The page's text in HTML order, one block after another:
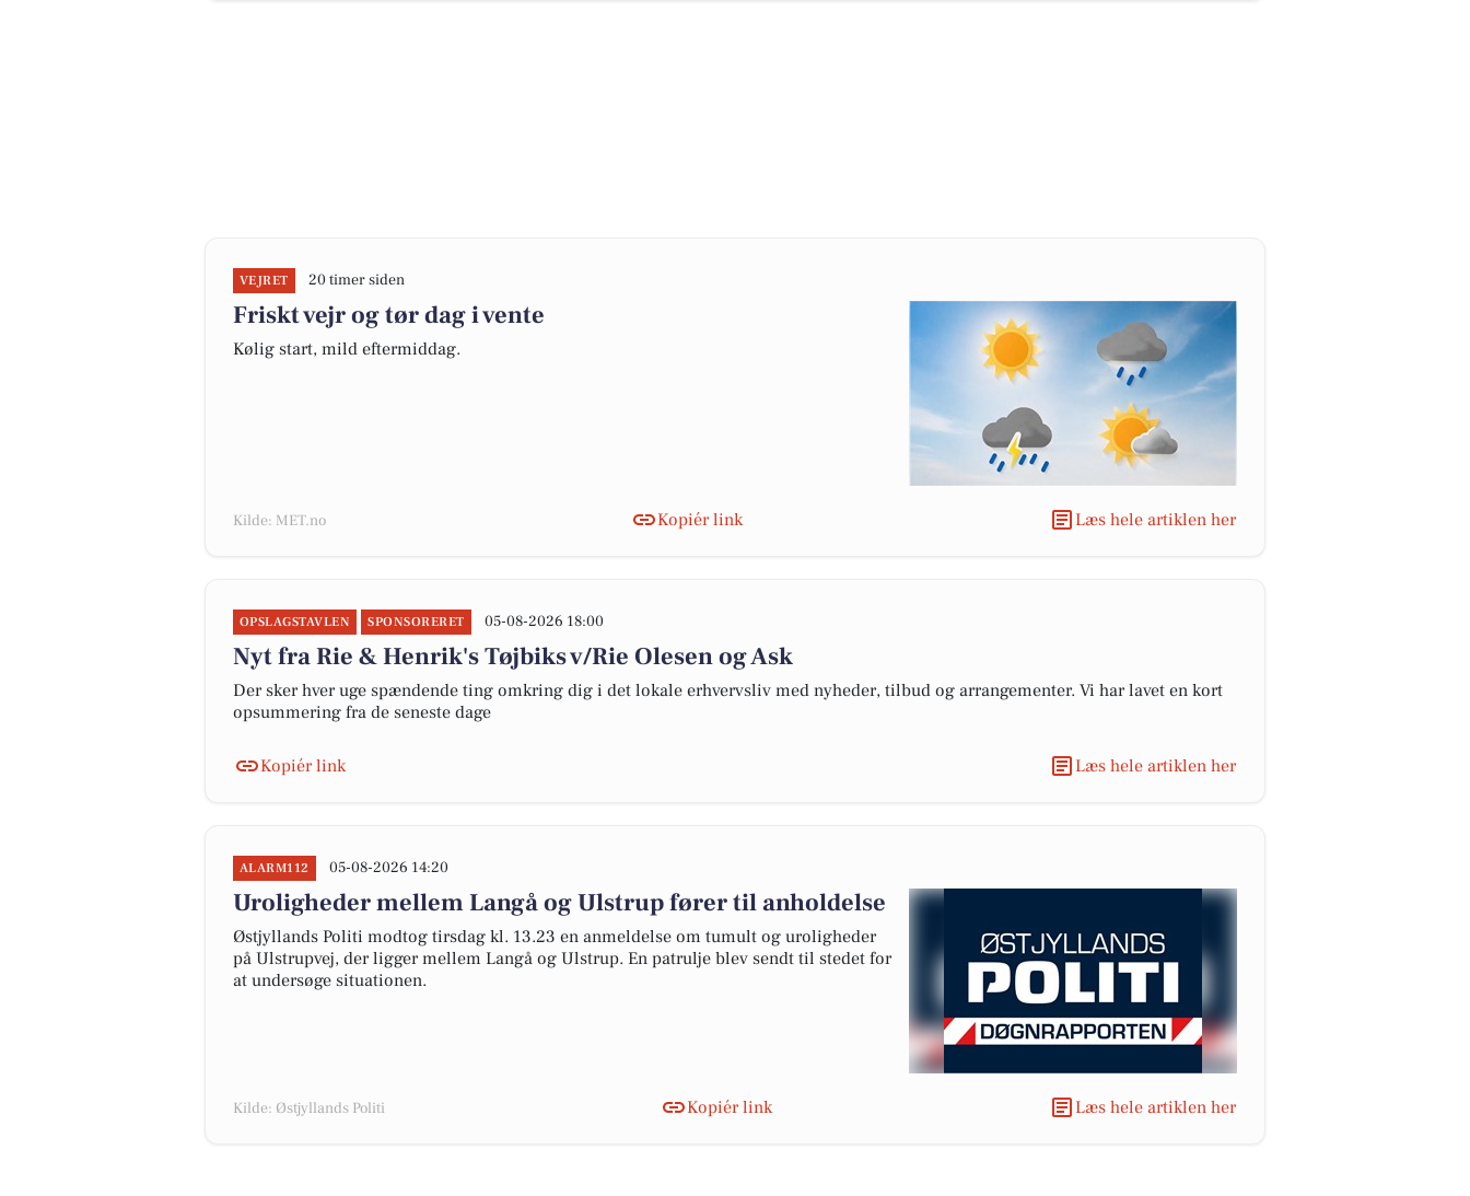
VEJRET 20 timer siden
Friskt vejr og tør dag i vente
Kølig start, mild eftermiddag.
Kilde: MET.no Kopiér link Læs hele artiklen her
OPSLAGSTAVLEN SPONSORERET 05-08-2026 18:00
Nyt fra Rie & Henrik's Tøjbiks v/Rie Olesen og Ask
Der sker hver uge spændende ting omkring dig i det lokale erhvervsliv med nyheder, tilbud og arrangementer. Vi har lavet en kort
opsummering fra de seneste dage
Kopiér link Læs hele artiklen her
ALARM112 05-08-2026 14:20
Uroligheder mellem Langå og Ulstrup fører til anholdelse
Østjyllands Politi modtog tirsdag kl. 13.23 en anmeldelse om tumult og uroligheder
på Ulstrupvej, der ligger mellem Langå og Ulstrup. En patrulje blev sendt til stedet for
at undersøge situationen.
Kilde: Østjyllands Politi Kopiér link Læs hele artiklen her